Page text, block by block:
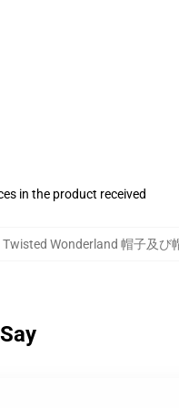
in the product received
Wonderland 帽子及び